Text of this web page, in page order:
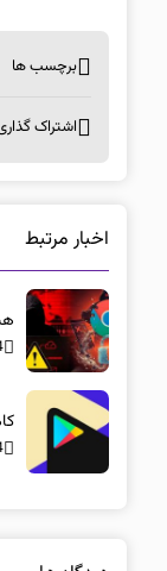
برچسب ها
اشتراک
اخبار مرتبط
4
4